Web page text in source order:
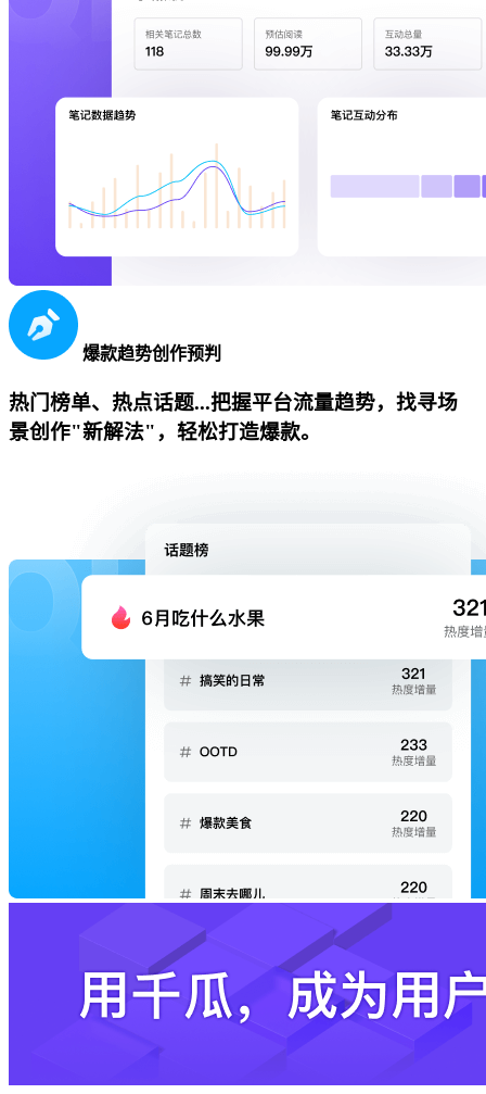
爆款趋势创作预判
热门榜单、热点话题...把握平台流量趋势，找寻场
景创作"新解法"，轻松打造爆款。